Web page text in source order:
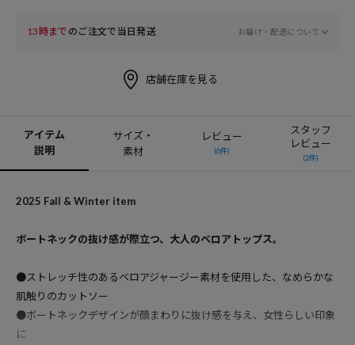
13時まで のご注文で当日発送 お届け・配送について
店舗在庫を見る
アイテム
説明
サイズ・
素材
レビュー
(6件)
スタッフ
レビュー
(2件)
2025 Fall & Winter item
ボートネックの抜け感が際立つ、大人のベロアトップス。
●ストレッチ性のあるベロアジャージー素材を使用した、なめらかな
肌触りのカットソー
●ボートネックデザインが顔まわりに抜け感を与え、女性らしい印象
に